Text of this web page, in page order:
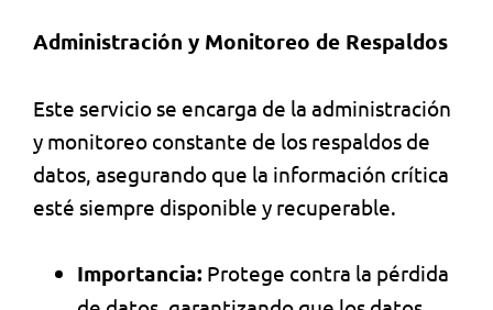
Administración y Monitoreo de Respaldos
Este servicio se encarga de la administración
y monitoreo constante de los respaldos de
datos, asegurando que la información crítica
esté siempre disponible y recuperable.
Importancia: Protege contra la pérdida